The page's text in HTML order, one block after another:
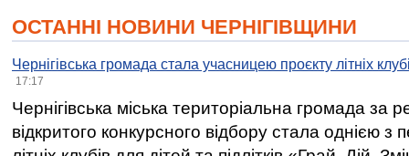
ОСТАННІ НОВИНИ ЧЕРНІГІВЩИНИ
Чернігівська громада стала учасницею проєкту літніх
17:17
Чернігівська міська територіальна громада за
відкритого конкурсного відбору стала однією